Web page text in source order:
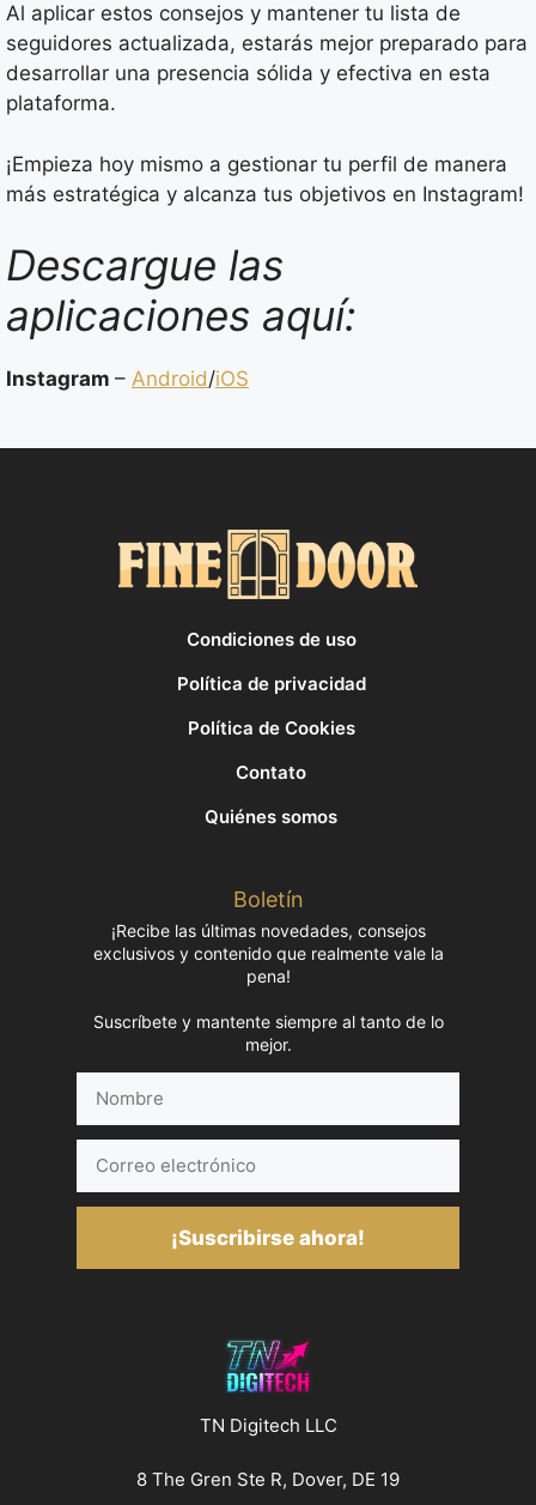
Al aplicar estos consejos y mantener tu lista de
seguidores actualizada, estarás mejor preparado para
desarrollar una presencia sólida y efectiva en esta
plataforma.
¡Empieza hoy mismo a gestionar tu perfil de manera
más estratégica y alcanza tus objetivos en Instagram!
Descargue las
aplicaciones aquí:
Instagram – Android/iOS
Condiciones de uso
Política de privacidad
Política de Cookies
Contato
Quiénes somos
Boletín
¡Recibe las últimas novedades, consejos
exclusivos y contenido que realmente vale la
pena!
Suscríbete y mantente siempre al tanto de lo
mejor.
electrónico
¡Suscribirse ahora!
TN Digitech LLC
8 The Gren Ste R, Dover, DE 19